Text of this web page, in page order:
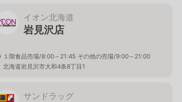
イオン北海道
岩見沢店
１階食品売場/8:00～21:45 その他の売場/9:00～21:00
北海道岩見沢市大和4条8丁目1
サンドラッグ